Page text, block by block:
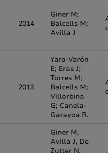
2014
Giner M;
Balcells M;
Avilla J
2013
Yara-Varón
E; Eras J;
Torres M;
Balcells M;
Villorbina
G; Canela-
Garayoa R.
Giner M,
Avilla J, De
Zutter N,